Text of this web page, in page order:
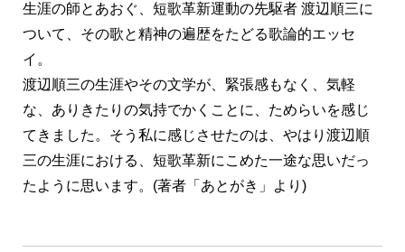
生涯の師とあおぐ、短歌革新運動の先駆者 渡辺順三に
ついて、その歌と精神の遍歴をたどる歌論的エッセ
イ。
渡辺順三の生涯やその文学が、緊張感もなく、気軽
な、ありきたりの気持でかくことに、ためらいを感じ
てきました。そう私に感じさせたのは、やはり渡辺順
三の生涯における、短歌革新にこめた一途な思いだっ
たように思います。(著者「あとがき」より)